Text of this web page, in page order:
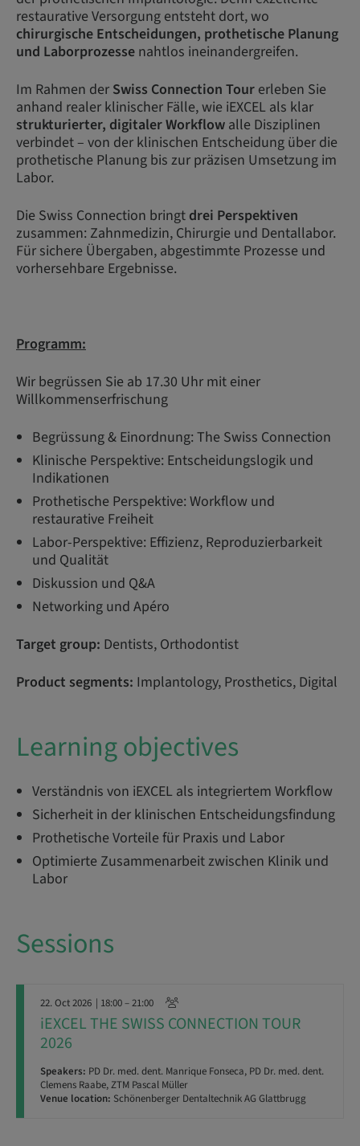
restaurative Versorgung entsteht dort, wo
chirurgische Entscheidungen, prothetische Planung
und Laborprozesse nahtlos ineinandergreifen.
Im Rahmen der Swiss Connection Tour erleben Sie
anhand realer klinischer Fälle, wie iEXCEL als klar
strukturierter, digitaler Workflow alle Disziplinen
verbindet – von der klinischen Entscheidung über die
prothetische Planung bis zur präzisen Umsetzung im
Labor.
Die Swiss Connection bringt drei Perspektiven
zusammen: Zahnmedizin, Chirurgie und Dentallabor.
Für sichere Übergaben, abgestimmte Prozesse und
vorhersehbare Ergebnisse.
Programm:
Wir begrüssen Sie ab 17.30 Uhr mit einer
Willkommenserfrischung
Begrüssung & Einordnung: The Swiss Connection
Klinische Perspektive: Entscheidungslogik und
Indikationen
Prothetische Perspektive: Workflow und
restaurative Freiheit
Labor-Perspektive: Effizienz, Reproduzierbarkeit
und Qualität
Diskussion und Q&A
Networking und Apéro
Target group: Dentists, Orthodontist
Product segments: Implantology, Prosthetics, Digital
Learning objectives
Verständnis von iEXCEL als integriertem Workflow
Sicherheit in der klinischen Entscheidungsfindung
Prothetische Vorteile für Praxis und Labor
Optimierte Zusammenarbeit zwischen Klinik und
Labor
Sessions
22. Oct 2026 | 18:00 – 21:00
iEXCEL THE SWISS CONNECTION TOUR
2026
Speakers: PD Dr. med. dent. Manrique Fonseca, PD Dr. med. dent.
Clemens Raabe, ZTM Pascal Müller
Venue location: Schönenberger Dentaltechnik AG Glattbrugg